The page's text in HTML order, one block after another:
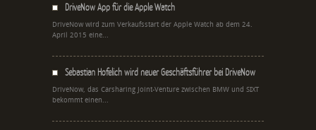
DriveNow App für die Apple Watch
DriveNow wird zum Verkaufsstart der Apple Watch ab dem 24.
April 2015 eine...
Sebastian Hofelich wird neuer Geschäftsführer bei DriveNow
DriveNow, das Carsharing Joint-Venture zwischen BMW und SIXT
bekommt einen...